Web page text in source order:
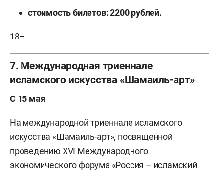
стоимость билетов: 2200 рублей.
18+
7. Международная триеннале
исламского искусства «Шамаиль-арт»
С 15 мая
На международной триеннале исламского
искусства «Шамаиль-арт», посвященной
проведению XVI Международного
экономического форума «Россия – исламский